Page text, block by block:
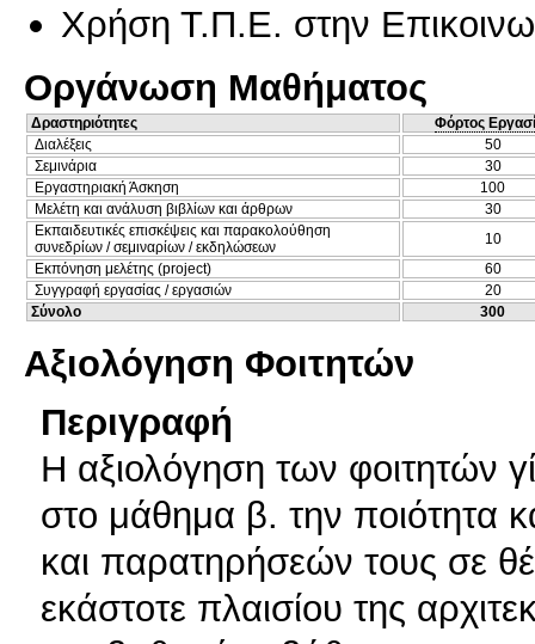
Χρήση Τ.Π.Ε. στην
Οργάνωση Μαθήματος
Δραστηριότητες
Φόρτος
Διαλέξεις
50
Σεμινάρια
30
Εργαστηριακή Άσκηση
100
Μελέτη και ανάλυση βιβλίων και άρθρων
30
Εκπαιδευτικές επισκέψεις και παρακολούθηση
συνεδρίων / σεμιναρίων / εκδηλώσεων
10
Εκπόνηση μελέτης (project)
60
Συγγραφή εργασίας / εργασιών
20
Σύνολο
300
Αξιολόγηση Φοιτητών
Περιγραφή
Η αξιολόγηση των φοιτητών
στο μάθημα β. την ποιότητα
και παρατηρήσεών τους σε
εκάστοτε πλαισίου της